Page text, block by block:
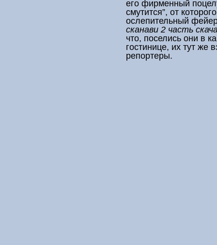
его фирменный
смутится”, от
ослепительный
сканави 2 часть
что, поселись они в
гостинице, их тут же
репортеры.